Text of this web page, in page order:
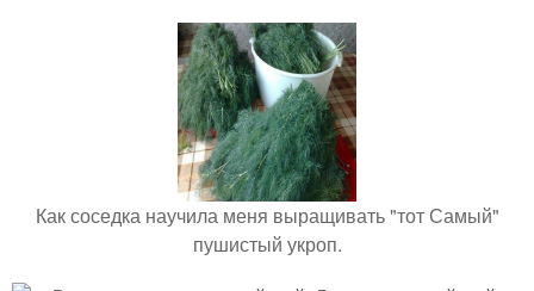
Как соседка научила меня выращивать "тот Самый"
пушистый укроп.